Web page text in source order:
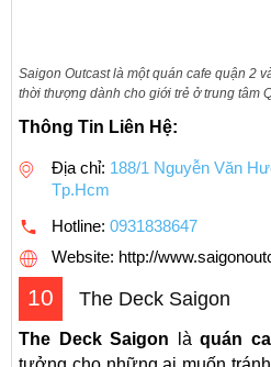
Saigon Outcast là một quán cafe quận 2
thời thượng dành cho giới trẻ ở trung tâm
Thông Tin Liên Hệ:
Địa chỉ: 188/1 Nguyễn Văn
Tp.Hcm
Hotline: 0931838647
Website: http://
10 The Deck Saigon
The Deck Saigon là quán